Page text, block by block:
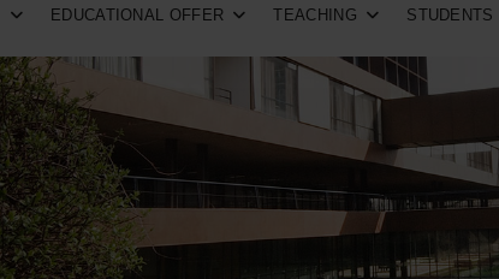
EDUCATIONAL OFFER TEACHING STUDENTS